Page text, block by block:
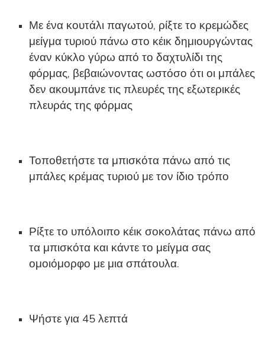
Με ένα κουτάλι παγωτού, ρίξτε το κρεμώδες
μείγμα τυριού πάνω στο κέικ δημιουργώντας
έναν κύκλο γύρω από το δαχτυλίδι της
φόρμας, βεβαιώνοντας ωστόσο ότι οι μπάλες
δεν ακουμπάνε τις πλευρές της εξωτερικές
πλευράς της φόρμας
Τοποθετήστε τα μπισκότα πάνω από τις
μπάλες κρέμας τυριού με τον ίδιο τρόπο
Ρίξτε το υπόλοιπο κέικ σοκολάτας πάνω από
τα μπισκότα και κάντε το μείγμα σας
ομοιόμορφο με μια σπάτουλα.
Ψήστε για 45 λεπτά